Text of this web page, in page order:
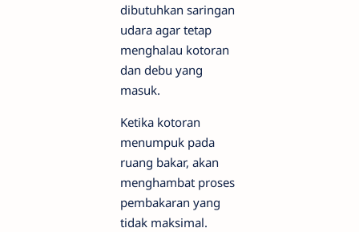
dibutuhkan saringan
udara agar tetap
menghalau kotoran
dan debu yang
masuk.
Ketika kotoran
menumpuk pada
ruang bakar, akan
menghambat proses
pembakaran yang
tidak maksimal.